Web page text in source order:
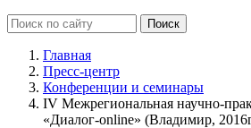
Главная
Пресс-центр
Конференции и семинары
IV Межрегиональная научно-
«Диалог-online» (Владимир,